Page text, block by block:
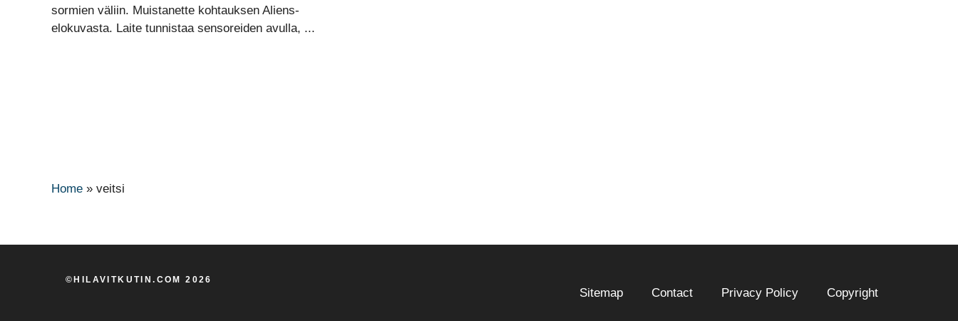
sormien väliin. Muistanette kohtauksen Aliens-
elokuvasta. Laite tunnistaa sensoreiden avulla, ...
Home » veitsi
©HILAVITKUTIN.COM 2026
Sitemap Contact Privacy Policy Copyright